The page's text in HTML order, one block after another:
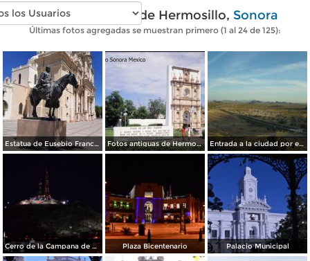
Fotos modernas de Hermosillo, Sonora
Últimas fotos agregadas se muestran primero (1 al 24 de 125):
Estatua de Eusebio Francisco Kino Fotos antiguas de Hermosillo Entrada a la ciudad por el sur
Cerro de la Campana de Noche Plaza Bicentenario Palacio Municipal